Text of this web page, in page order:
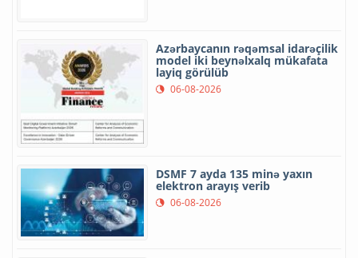
Azərbaycanın rəqəmsal idarəçilik
model iki beynəlxalq mükafata
layiq görülüb
06-08-2026
DSMF 7 ayda 135 minə yaxın
elektron arayış verib
06-08-2026